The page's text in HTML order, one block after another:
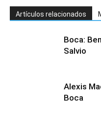
Artículos relacionados
Boca:
Salvio
Alexis
Boca